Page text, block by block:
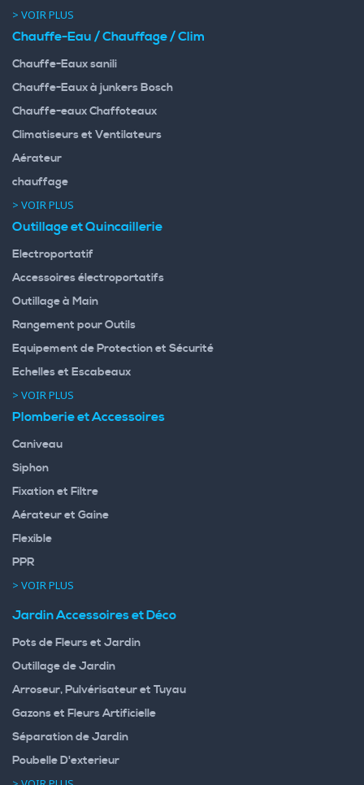
> VOIR PLUS
Chauffe-Eau / Chauffage / Clim
Chauffe-Eaux sanili
Chauffe-Eaux à junkers Bosch
Chauffe-eaux Chaffoteaux
Climatiseurs et Ventilateurs
Aérateur
chauffage
> VOIR PLUS
Outillage et Quincaillerie
Electroportatif
Accessoires électroportatifs
Outillage à Main
Rangement pour Outils
Equipement de Protection et Sécurité
Echelles et Escabeaux
> VOIR PLUS
Plomberie et Accessoires
Caniveau
Siphon
Fixation et Filtre
Aérateur et Gaine
Flexible
PPR
> VOIR PLUS
Jardin Accessoires et Déco
Pots de Fleurs et Jardin
Outillage de Jardin
Arroseur, Pulvérisateur et Tuyau
Gazons et Fleurs Artificielle
Séparation de Jardin
Poubelle D'exterieur